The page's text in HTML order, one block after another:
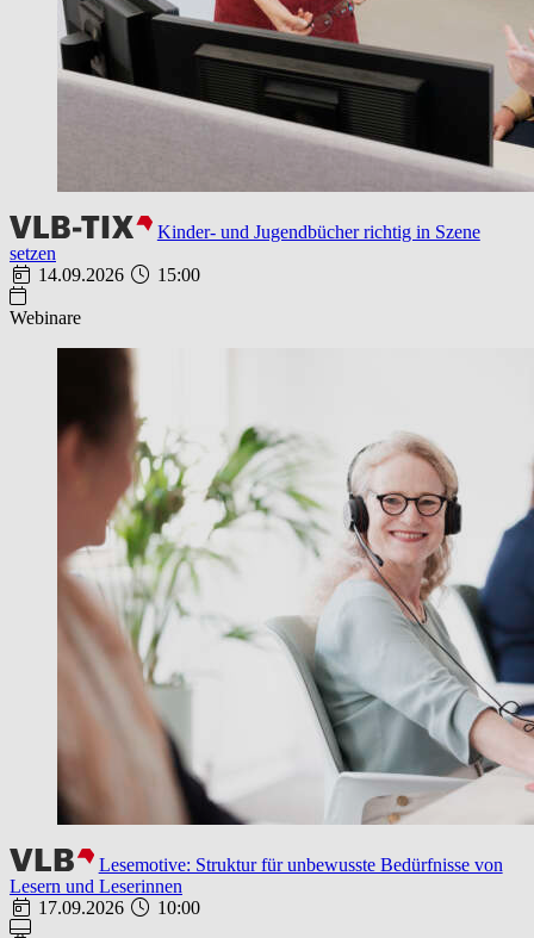
Kinder- und Jugendbücher richtig in Szene
setzen
14.09.2026
15:00
Webinare
Lesemotive: Struktur für unbewusste Bedürfnisse von
Lesern und Leserinnen
17.09.2026
10:00